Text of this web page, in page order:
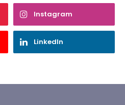
Instagram
LinkedIn